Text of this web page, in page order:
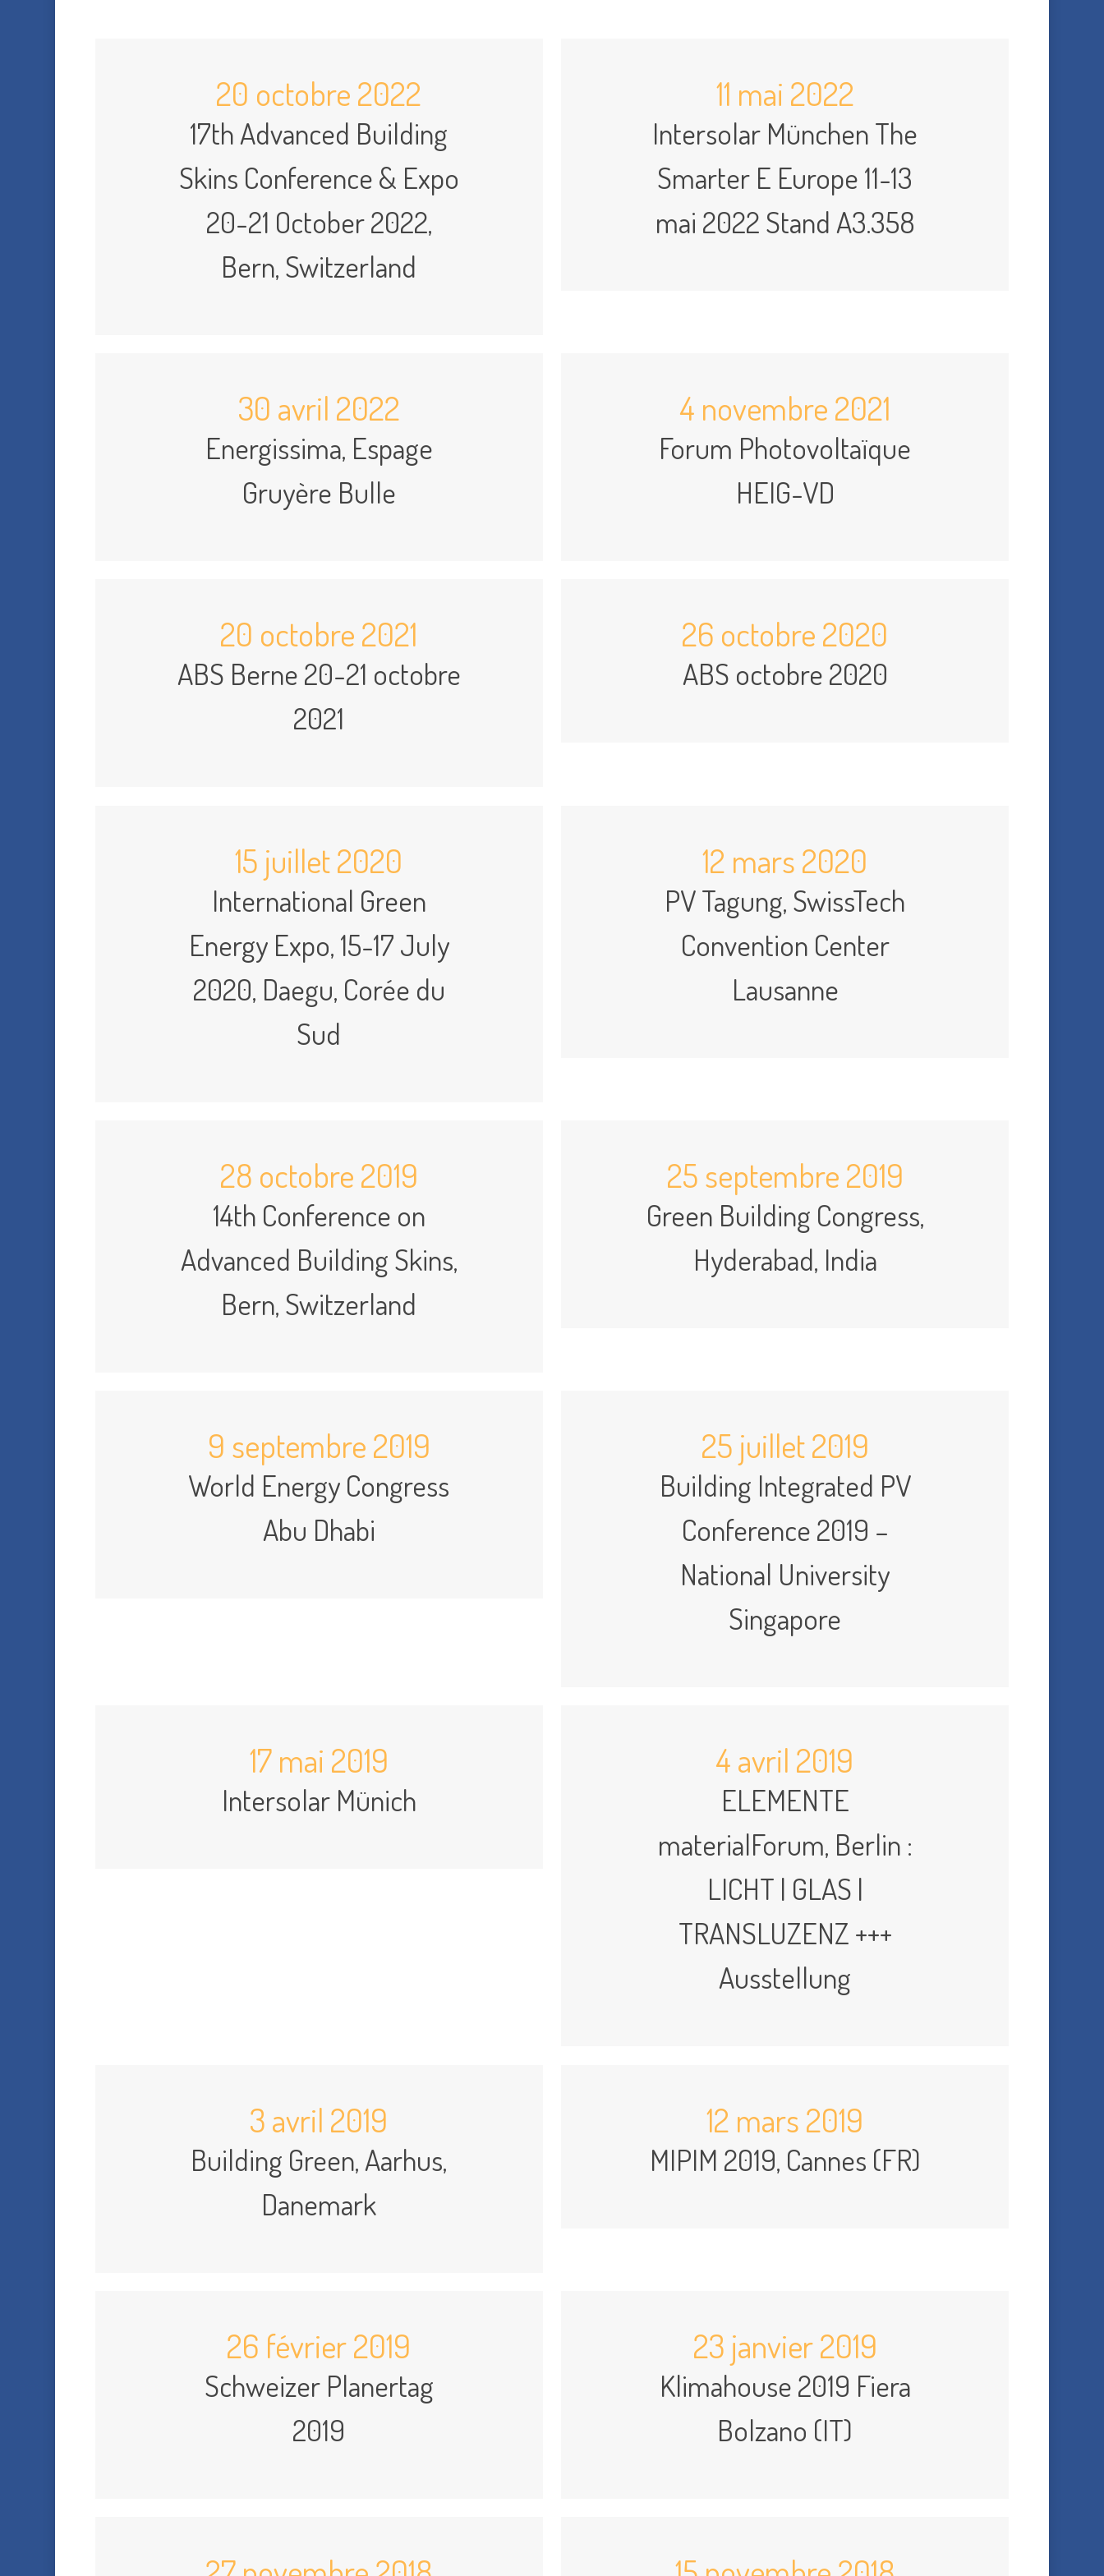
20 octobre 2022
17th Advanced Building
Skins Conference & Expo
20-21 October 2022,
Bern, Switzerland
11 mai 2022
Intersolar München The
Smarter E Europe 11-13
mai 2022 Stand A3.358
30 avril 2022
Energissima, Espage
Gruyère Bulle
4 novembre 2021
Forum Photovoltaïque
HEIG-VD
20 octobre 2021
ABS Berne 20-21 octobre
2021
26 octobre 2020
ABS octobre 2020
15 juillet 2020
International Green
Energy Expo, 15-17 July
2020, Daegu, Corée du
Sud
12 mars 2020
PV Tagung, SwissTech
Convention Center
Lausanne
28 octobre 2019
14th Conference on
Advanced Building Skins,
Bern, Switzerland
25 septembre 2019
Green Building Congress,
Hyderabad, India
9 septembre 2019
World Energy Congress
Abu Dhabi
25 juillet 2019
Building Integrated PV
Conference 2019 –
National University
Singapore
17 mai 2019
Intersolar Münich
4 avril 2019
ELEMENTE
materialForum, Berlin :
LICHT | GLAS |
TRANSLUZENZ +++
Ausstellung
3 avril 2019
Building Green, Aarhus,
Danemark
12 mars 2019
MIPIM 2019, Cannes (FR)
26 février 2019
Schweizer Planertag
2019
23 janvier 2019
Klimahouse 2019 Fiera
Bolzano (IT)